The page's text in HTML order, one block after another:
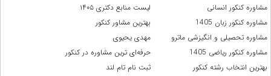
مشاوره کنکور انسانی
لیست منابع دکتری ۱۴۰۵
مشاوره کنکور زبان 1405
بهترین مشاور کنکور
مشاوره تحصیلی و انگیزشی ماترو
مهدی یحیوی
مشاوره کنکور ریاضی 1405
حرفه‌ای ترین مشاوره در کنکور
بهترین انتخاب رشته کنکور
ثبت نام تام لند